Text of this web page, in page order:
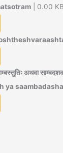
| 0.00 KB
अथवा
ya